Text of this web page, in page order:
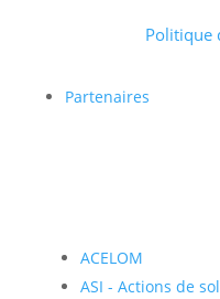
Politique
Partenaires
ACELOM
ASI - Actions de